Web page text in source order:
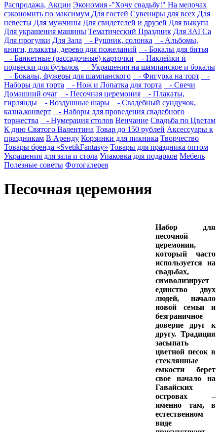
Распродажа, Акции Экономия -"Хочу свадьбу!" На мелочах
сэкономить по максимум Для гостей Сувениры для всех Для
невесты Для мужчины Для свидетелей и друзей Для выкупа
Для украшения машины Тематический Праздник Для ЗАГСа
Для прогулки Для Зала - Рушник, солонка
- Альбомы,
книги, плакаты, дерево для пожеланий
- Бокалы для битья
- Банкетные (рассадочные) карточки
- Наклейки и
подвески для бутылок
- Украшения на шампанское и бокалы
- Бокалы, фужеры для шампанского
- Фигурка на торт
-
Наборы для торта
- Нож и Лопатка для торта
- Свечи
Домашний очаг
- Песочная церемония
- Плакаты,
гирлянды
- Воздушные шары
- Свадебный сундучок,
казна,конверт
- Наборы для проведения свадебного
торжества
- Нумерация столов Венчание Свадьба по Цветам
К дню Святого Валентина Товар до 150 рублей Аксессуары к
праздникам В Аренду Корзинки для пикника Творчество
Товары бренда «SvetikFantasy» Товары для праздника оптом
Украшения для зала и стола Упаковка для подарков Мебель
Полезные советы Фотогалерея
Песочная церемония
Набор для
песочной
церемонии,
который часто
используется на
свадьбах,
символизирует
единство двух
людей, начало
новой семьи и
безграничное
доверие друг к
другу. Традиция
засыпать
цветной песок в
стеклянные
емкости берет
свое начало на
Гавайских
островах –
именно там, в
естественном
виде